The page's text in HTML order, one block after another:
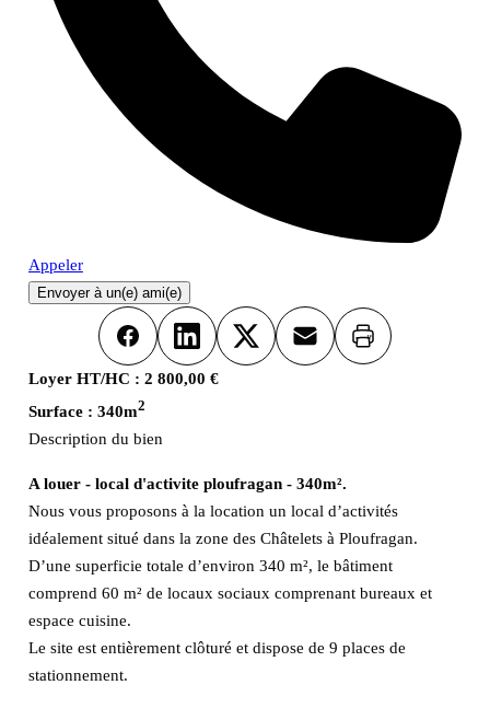
Appeler
Envoyer à un(e) ami(e)
FacebookLinkedInX Email Imprimer
Loyer HT/HC : 2 800,00 €
Surface : 340m2
Description du bien
A louer - local d'activite ploufragan - 340m².
Nous vous proposons à la location un local d’activités
idéalement situé dans la zone des Châtelets à Ploufragan.
D’une superficie totale d’environ 340 m², le bâtiment
comprend 60 m² de locaux sociaux comprenant bureaux et
espace cuisine.
Le site est entièrement clôturé et dispose de 9 places de
stationnement.